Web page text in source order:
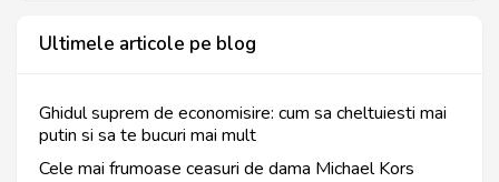
Ultimele articole pe blog
Ghidul suprem de economisire: cum sa cheltuiesti mai
putin si sa te bucuri mai mult
Cele mai frumoase ceasuri de dama Michael Kors